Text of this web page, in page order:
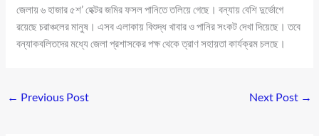
জেলায় ৬ হাজার ৫শ’ হেক্টর জমির ফসল পানিতে তলিয়ে গেছে। বন্যায় বেশি দুর্ভোগে
রয়েছে চরাঞ্চলের মানুষ। এসব এলাকায় বিশুদ্ধ খাবার ও পানির সংকট দেখা দিয়েছে। তবে
বন্যাকবলিতদের মধ্যে জেলা প্রশাসকের পক্ষ থেকে ত্রাণ সহায়তা কার্যক্রম চলছে।
← Previous Post Next Post →